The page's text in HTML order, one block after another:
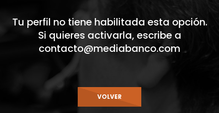
Tu perfil no tiene habilitada esta opción.
Si quieres activarla, escribe a
contacto@mediabanco.com